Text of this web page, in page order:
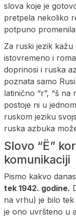
slova koje je
pretpela nekoliko
potpuno promenila
Za ruski jezik
istovremeno i
doprinosi i ruska
poznata samo
latinično “r”, “š na
postoje ni u
ruskom jeziku
ruska azbuka
Slovo “Ё”
komunikaciji
Pismo kakvo
tek 1942. godine.
na vrhu) je bilo tek
je ono uvršteno u